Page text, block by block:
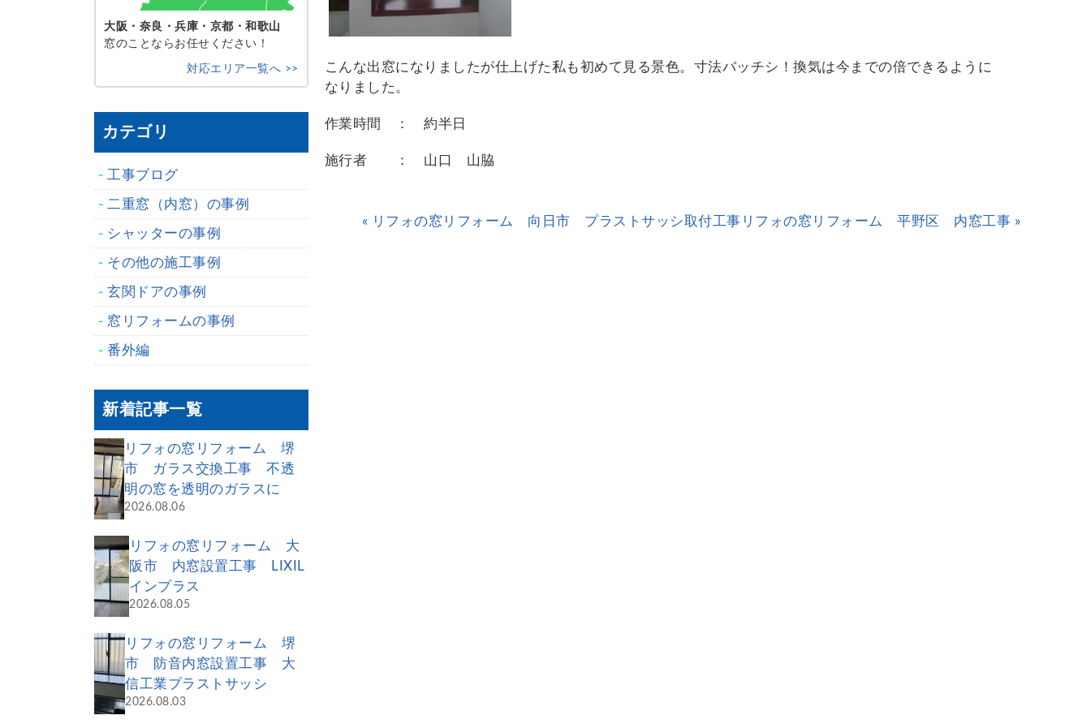
こんな出窓になりましたが仕上げた私も初めて見る景色。寸法バッチシ！換気は今までの倍できるように
なりました。
作業時間 ： 約半日
施行者 ： 山口 山脇
リフォの窓リフォーム 平野区 内窓工事 »
« リフォの窓リフォーム 向日市 プラストサッシ取付工事
大阪・奈良・兵庫・京都・和歌山
窓のことならお任せください！
対応エリア一覧へ >>
カテゴリ
工事ブログ
二重窓（内窓）の事例
シャッターの事例
その他の施工事例
玄関ドアの事例
窓リフォームの事例
番外編
新着記事一覧
リフォの窓リフォーム 堺
市 ガラス交換工事 不透
明の窓を透明のガラスに
2026.08.06
リフォの窓リフォーム 大
阪市 内窓設置工事 LIXIL
インプラス
2026.08.05
リフォの窓リフォーム 堺
市 防音内窓設置工事 大
信工業プラストサッシ
2026.08.03